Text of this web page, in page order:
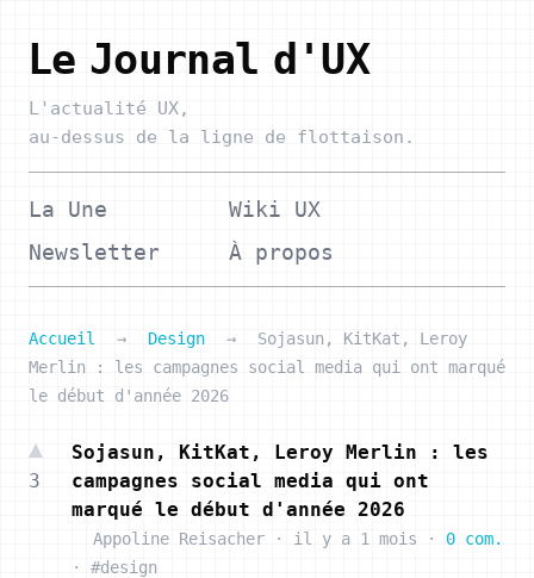
Le Journal d'UX
L'actualité UX,
au-dessus de la ligne de flottaison.
La Une
Wiki UX
Newsletter
À propos
Accueil → Design →
Sojasun, KitKat, Leroy
Merlin : les campagnes social media qui ont marqué
le début d'année 2026
3
Sojasun, KitKat, Leroy Merlin : les
campagnes social media qui ont
marqué le début d'année 2026
Appoline Reisacher · il y a 1 mois · 0 com.
· #design